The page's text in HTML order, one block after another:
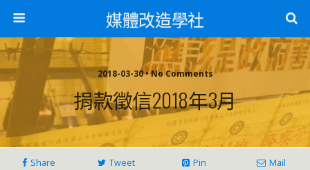
媒體改造學社
2018-03-30 • No Comments
捐款徵信2018年3月
Share Tweet Pin Mail